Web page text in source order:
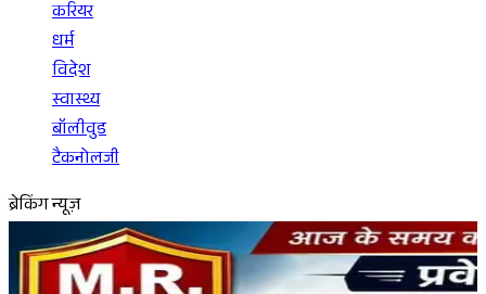
करियर
धर्म
विदेश
स्वास्थ्य
बॉलीवुड
टैकनोलजी
ब्रेकिंग न्यूज़